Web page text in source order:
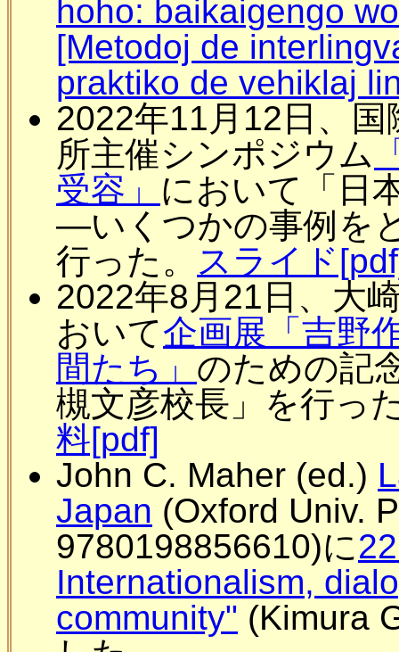
hoho: baikaigengo
[Metodoj de
praktiko de vehiklaj
2022年11月12日、
所主催シンポジウム
受容」 において「日
―いくつかの事例を
行った。
スライド
2022年8月21日、大
おいて企画展「吉野
間たち」 のための記
槻文彦校長」を行っ
料[pdf]
John C. Maher (ed.)
Japan (Oxford Univ.
9780198856610)に
Internationalism,
community" (Kimura